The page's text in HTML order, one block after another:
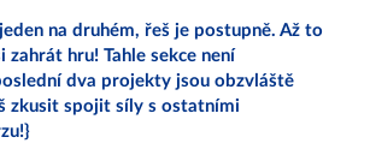
na druhém, řeš je postupně. Až to
zahrát hru! Tahle sekce není
dva projekty jsou obzvláště
zkusit spojit síly s ostatními